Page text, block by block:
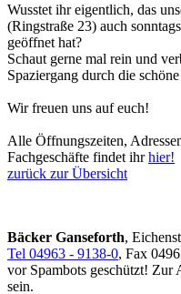
Wusstet ihr eigentlich, das
(Ringstraße 23) auch
geöffnet hat?
Schaut gerne mal rein und
Spaziergang durch die
Wir freuen uns auf euch!
Alle Öffnungszeiten,
Fachgeschäfte findet ihrhier!
zurück zur Übersicht
Bäcker Ganseforth,
Tel 04963 - 9138-0, Fax
vor Spambots geschützt! Zur
sein.